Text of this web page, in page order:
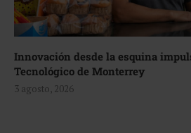
Innovación desde la esquina
Tecnológico de Monterrey
3 agosto, 2026